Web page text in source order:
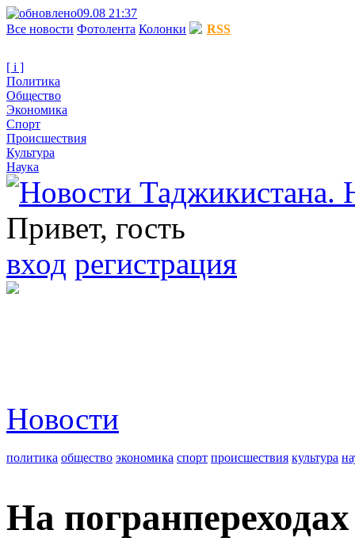
09.08 21:37
Все новости Фотолента Колонки RSS
[ i ]
Политика
Общество
Экономика
Спорт
Происшествия
Культура
Наука
Привет, гость
вход регистрация
Новости
политика общество экономика спорт происшествия культура
На